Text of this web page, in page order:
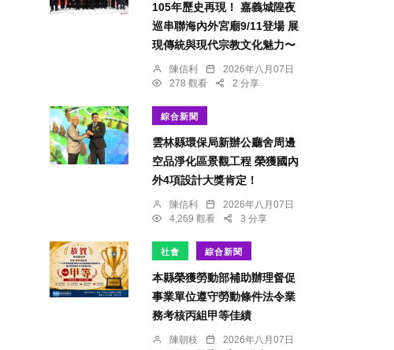
105年歷史再現！ 嘉義城隍夜
巡串聯海內外宮廟9/11登場 展
現傳統與現代宗教文化魅力〜
陳信利
2026年八月07日
278 觀看
2 分享
綜合新聞
雲林縣環保局新辦公廳舍周邊
空品淨化區景觀工程 榮獲國內
外4項設計大獎肯定！
陳信利
2026年八月07日
4,269 觀看
3 分享
社會 綜合新聞
本縣榮獲勞動部補助辦理督促
事業單位遵守勞動條件法令業
務考核丙組甲等佳績
陳朝枝
2026年八月07日